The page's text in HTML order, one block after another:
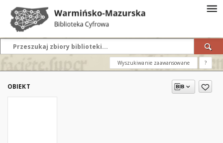
Wyszukiwanie zaawansowane ?
OBIEKT